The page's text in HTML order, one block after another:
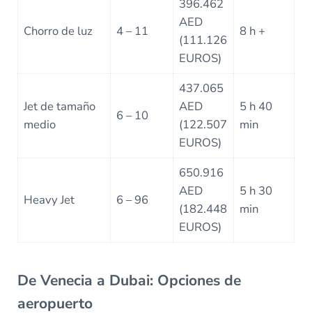
Chorro de luz 4 – 11
396.462
AED
(111.126
EUROS)
8 h +
Jet de tamaño
medio
6 – 10
437.065
AED
(122.507
EUROS)
5 h 40
min
Heavy Jet 6 – 96
650.916
AED
(182.448
EUROS)
5 h 30
min
De Venecia a Dubai: Opciones de
aeropuerto